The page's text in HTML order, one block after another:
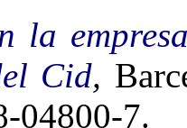
la
Cid,
04800-7.